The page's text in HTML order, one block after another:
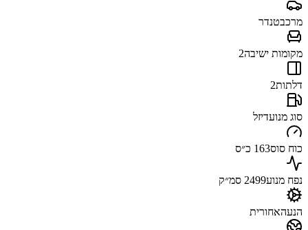
מרכבטנדר
מקומות ישיבה2
דלתות2
סוג מנועדיזל
כוח סוס163 כ״ס
נפח מנוע2499 סמ״ק
הנעהאחורית